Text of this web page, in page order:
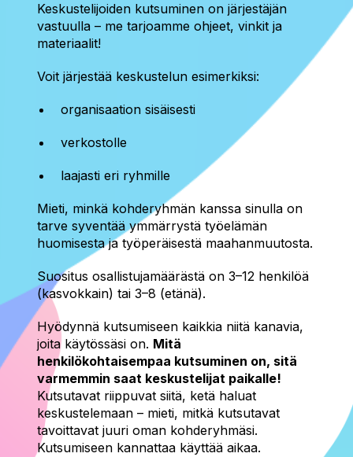
Keskustelijoiden kutsuminen on järjestäjän
vastuulla – me tarjoamme ohjeet, vinkit ja
materiaalit!
Voit järjestää keskustelun esimerkiksi:
organisaation sisäisesti
verkostolle
laajasti eri ryhmille
Mieti, minkä kohderyhmän kanssa sinulla on
tarve syventää ymmärrystä työelämän
huomisesta ja työperäisestä maahanmuutosta.
Suositus osallistujamäärästä on 3–12 henkilöä
(kasvokkain) tai 3–8 (etänä).
Hyödynnä kutsumiseen kaikkia niitä kanavia,
joita käytössäsi on. Mitä
henkilökohtaisempaa kutsuminen on, sitä
varmemmin saat keskustelijat paikalle!
Kutsutavat riippuvat siitä, ketä haluat
keskustelemaan – mieti, mitkä kutsutavat
tavoittavat juuri oman kohderyhmäsi.
Kutsumiseen kannattaa käyttää aikaa.